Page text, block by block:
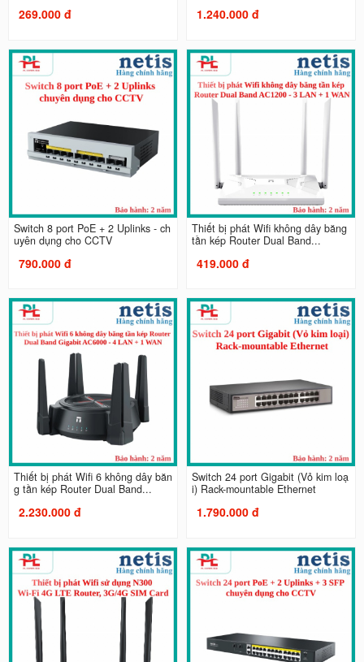
269.000 đ 1.240.000 đ
Switch 8 port PoE + 2 Uplinks - ch
uyên dụng cho CCTV
790.000 đ
Thiết bị phát Wifi không dây băng
tần kép Router Dual Band...
419.000 đ
Thiết bị phát Wifi 6 không dây băn
g tần kép Router Dual Band...
2.230.000 đ
Switch 24 port Gigabit (Vỏ kim loạ
i) Rack-mountable Ethernet
1.790.000 đ